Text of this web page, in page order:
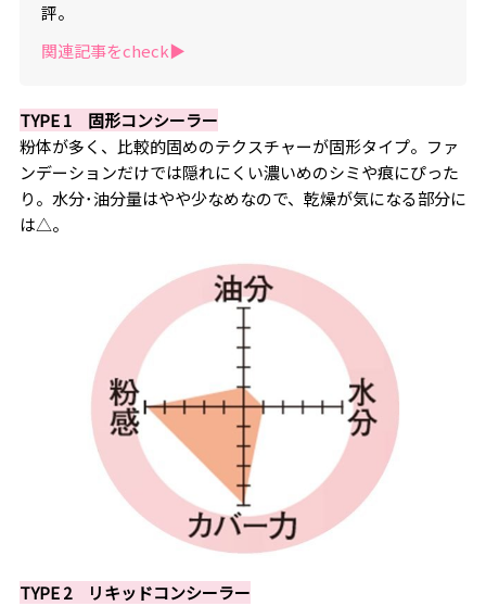
評。
関連記事をcheck▶︎
TYPE 1 固形コンシーラー
粉体が多く、比較的固めのテクスチャーが固形タイプ。ファ
ンデーションだけでは隠れにくい濃いめのシミや痕にぴった
り。水分･油分量はやや少なめなので、乾燥が気になる部分に
は△。
TYPE 2 リキッドコンシーラー